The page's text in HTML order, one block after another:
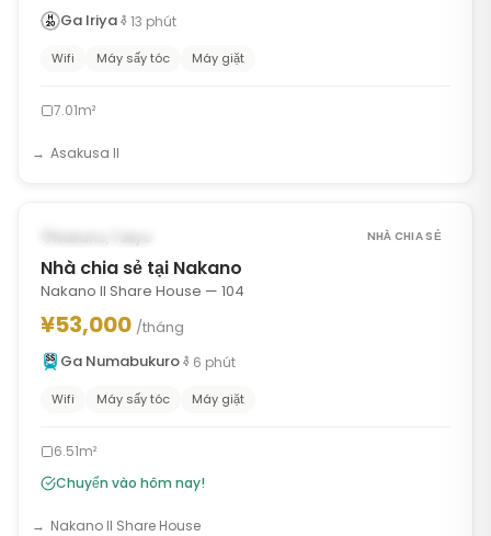
Ga Iriya
13 phút
Wifi Máy sấy tóc Máy giặt
7.01m²
Asakusa II
Nakano, Tokyo NHÀ CHIA SẺ
Nhà chia sẻ tại Nakano
Nakano II Share House — 104
¥53,000 /tháng
Ga Numabukuro
6 phút
Wifi Máy sấy tóc Máy giặt
6.51m²
Chuyển vào hôm nay!
Nakano II Share House